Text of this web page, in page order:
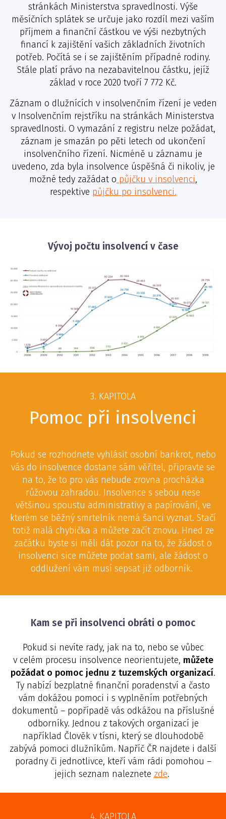
stránkách Ministerstva spravedlnosti. Výše
měsíčních splátek se určuje jako rozdíl mezi vaším
příjmem a finanční částkou ve výši nezbytných
financí k zajištění vašich základních životních
potřeb. Počítá se i se zajištěním případné rodiny.
Stále platí právo na nezabavitelnou částku, jejíž
základ v roce 2020 tvoří 7 772 Kč.
Záznam o dlužnících v insolvenčním řízení je veden
v Insolvenčním rejstříku na stránkách Ministerstva
spravedlnosti. O vymazání z registru nelze požádat,
záznam je smazán po pěti letech od ukončení
insolvenčního řízení. Nicméně u záznamu je
uvedeno, zda byla insolvence úspěšná či nikoliv, je
možné tedy zažádat o půjčku v insolvenci,
respektive půjčku po insolvenci.
Vývoj počtu insolvencí v čase
3. KAPITOLA
Pomoc při insolvenci
Pokud se rozhodnete vyhlásit osobní bankrot, nebo
vás do insolvence dostane sám věřitel, připravte se
na to, že to pro vás nebude zrovna procházka
růžovou zahradou. Insolvence s sebou nese
většinou spoustu administrativy a papírování, ve
kterém se běžný smrtelník nemá šanci vyznat. Stačí
totiž malá chybička a můžete začít znovu. Hned ze
začátku byste si měli dát pozor na to, že žádost o
insolvenci sice můžete podat sami, ale žádost o
oddlužení vám musí sepsat již odborník.
Kam se při insolvenci obráti o pomoc
Pokud si nevíte rady, jak na to, nebo se vůbec
v celém procesu insolvence neorientujete, můžete
požádat o pomoc jednu z tuzemských organizací.
Ty nabízí bezplatné finanční poradenství a často
vám dokážou pomoci i s vyplněním potřebných
dokumentů – popřípadě vás odkážou na příslušné
odborníky. Jednou z takových organizací je
například Člověk v tísni, který se dlouhodobě
zabývá pomoci dlužníkům. Napříč ČR najdete i další
poradny či jednotlivce, kteří vám rádi pomohou –
jejich seznam naleznete zde.
4. KAPITOLA